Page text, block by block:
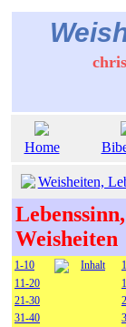
Home
Weisheiten,
Weisheiten
1-10 Inhalt 1
11-20
21-30
31-40